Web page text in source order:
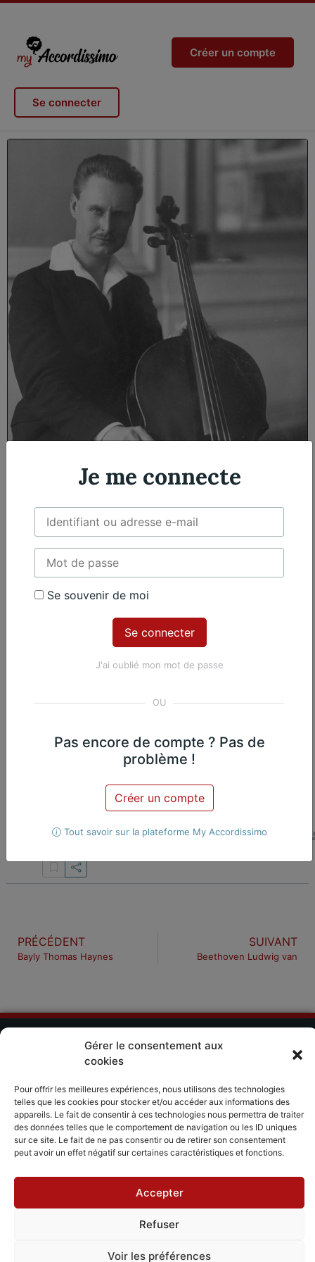
Gérer le consentement aux
cookies
Pour offrir les meilleures expériences, nous utilisons des technologies
telles que les cookies pour stocker et/ou accéder aux informations des
appareils. Le fait de consentir à ces technologies nous permettra de traiter
des données telles que le comportement de navigation ou les ID uniques
sur ce site. Le fait de ne pas consentir ou de retirer son consentement
peut avoir un effet négatif sur certaines caractéristiques et fonctions.
Accepter
Refuser
Voir les préférences
Créer un compte
Se connecter
Paul Bazelaire
4 mars 1886 - 11 décembre 1958
Œuvres du compositeur
Berceuse chinoise
Violoncelle Piano
et piano
XXÈME SIÈCLE
PRÉCÉDENT
Bayly Thomas Haynes
SUIVANT
Beethoven Ludwig van
Les compositeurs
Le répertoire
PARTAGER
Inviter
Feedback
ACCORDISSIMO
Les séjours
musicaux
Accordissimo
L'application
Scales
CGV - CGU
Je me connecte
Se souvenir de moi
J'ai oublié mon mot de passe
Pas encore de compte ? Pas de
problème !
Créer un compte
Tout savoir sur la plateforme My Accordissimo